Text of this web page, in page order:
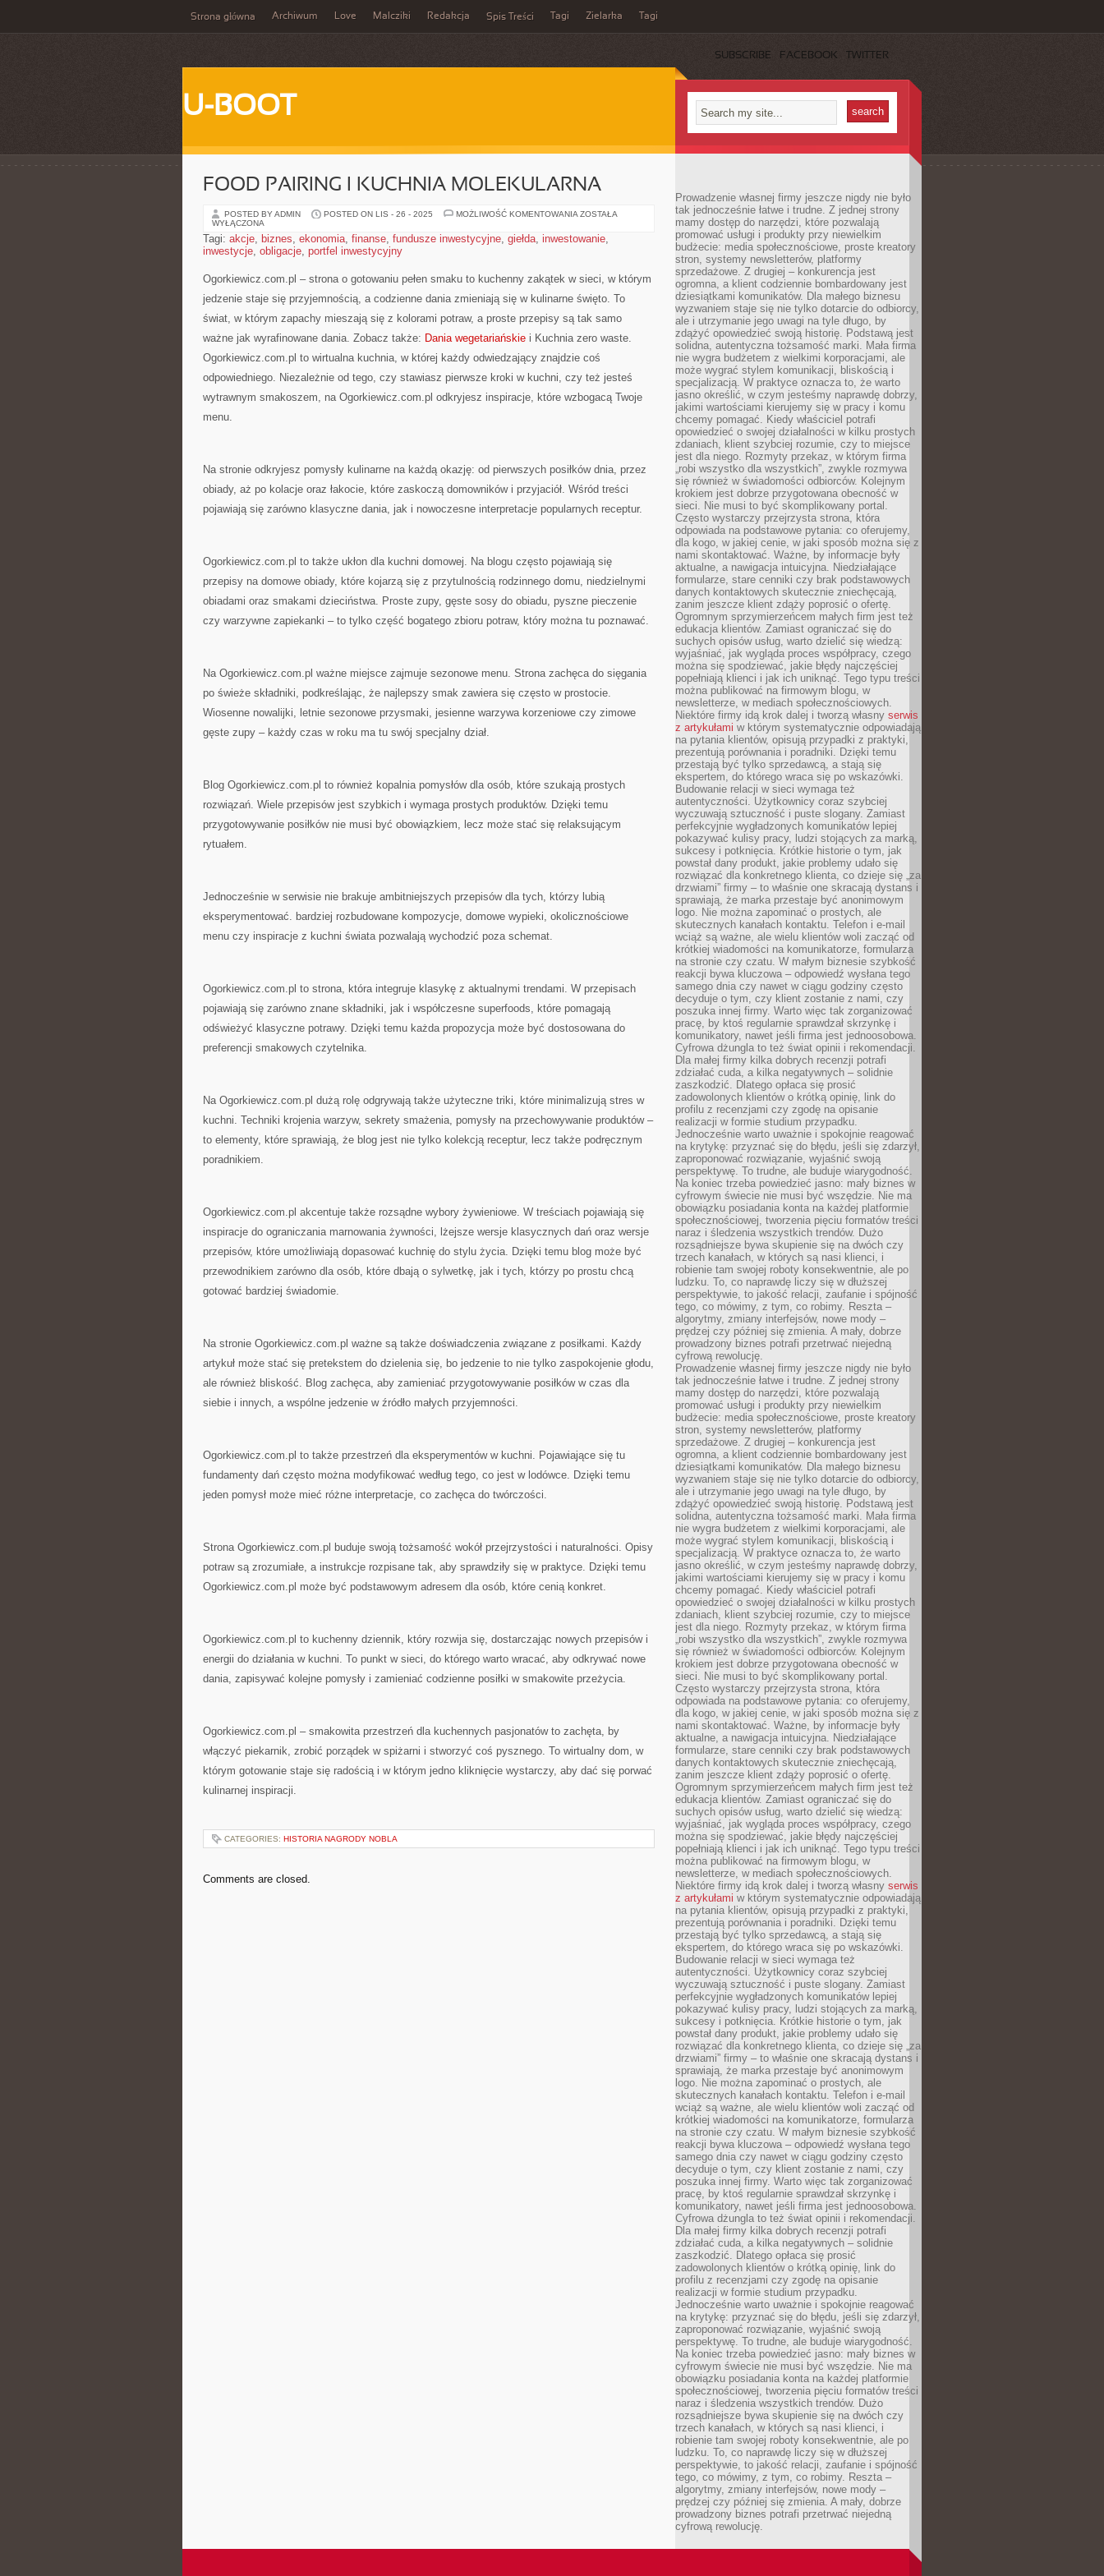
Strona główna Archiwum Love Malcziki Redakcja Spis Treści Tagi Zielarka Tagi
SUBSCRIBE FACEBOOK TWITTER
U-BOOT
FOOD PAIRING I KUCHNIA MOLEKULARNA
POSTED BY ADMIN POSTED ON LIS - 26 - 2025 MOŻLIWOŚĆ KOMENTOWANIA FOOD
KUCHNIA
ZOSTAŁA
WYŁĄCZONA
Tagi: akcje, biznes, ekonomia, finanse, fundusze inwestycyjne, giełda, inwestowanie,
inwestycje, obligacje, portfel inwestycyjny
Ogorkiewicz.com.pl – strona o gotowaniu pełen smaku to kuchenny zakątek w sieci, w którym
jedzenie staje się przyjemnością, a codzienne dania zmieniają się w kulinarne święto. To
świat, w którym zapachy mieszają się z kolorami potraw, a proste przepisy są tak samo
ważne jak wyrafinowane dania. Zobacz także: Dania wegetariańskie i Kuchnia zero waste.
Ogorkiewicz.com.pl to wirtualna kuchnia, w której każdy odwiedzający znajdzie coś
odpowiedniego. Niezależnie od tego, czy stawiasz pierwsze kroki w kuchni, czy też jesteś
wytrawnym smakoszem, na Ogorkiewicz.com.pl odkryjesz inspiracje, które wzbogacą Twoje
menu.
Na stronie odkryjesz pomysły kulinarne na każdą okazję: od pierwszych posiłków dnia, przez
obiady, aż po kolacje oraz łakocie, które zaskoczą domowników i przyjaciół. Wśród treści
pojawiają się zarówno klasyczne dania, jak i nowoczesne interpretacje popularnych receptur.
Ogorkiewicz.com.pl to także ukłon dla kuchni domowej. Na blogu często pojawiają się
przepisy na domowe obiady, które kojarzą się z przytulnością rodzinnego domu, niedzielnymi
obiadami oraz smakami dzieciństwa. Proste zupy, gęste sosy do obiadu, pyszne pieczenie
czy warzywne zapiekanki – to tylko część bogatego zbioru potraw, który można tu poznawać.
Na Ogorkiewicz.com.pl ważne miejsce zajmuje sezonowe menu. Strona zachęca do sięgania
po świeże składniki, podkreślając, że najlepszy smak zawiera się często w prostocie.
Wiosenne nowalijki, letnie sezonowe przysmaki, jesienne warzywa korzeniowe czy zimowe
gęste zupy – każdy czas w roku ma tu swój specjalny dział.
Blog Ogorkiewicz.com.pl to również kopalnia pomysłów dla osób, które szukają prostych
rozwiązań. Wiele przepisów jest szybkich i wymaga prostych produktów. Dzięki temu
przygotowywanie posiłków nie musi być obowiązkiem, lecz może stać się relaksującym
rytuałem.
Jednocześnie w serwisie nie brakuje ambitniejszych przepisów dla tych, którzy lubią
eksperymentować. bardziej rozbudowane kompozycje, domowe wypieki, okolicznościowe
menu czy inspiracje z kuchni świata pozwalają wychodzić poza schemat.
Ogorkiewicz.com.pl to strona, która integruje klasykę z aktualnymi trendami. W przepisach
pojawiają się zarówno znane składniki, jak i współczesne superfoods, które pomagają
odświeżyć klasyczne potrawy. Dzięki temu każda propozycja może być dostosowana do
preferencji smakowych czytelnika.
Na Ogorkiewicz.com.pl dużą rolę odgrywają także użyteczne triki, które minimalizują stres w
kuchni. Techniki krojenia warzyw, sekrety smażenia, pomysły na przechowywanie produktów –
to elementy, które sprawiają, że blog jest nie tylko kolekcją receptur, lecz także podręcznym
poradnikiem.
Ogorkiewicz.com.pl akcentuje także rozsądne wybory żywieniowe. W treściach pojawiają się
inspiracje do ograniczania marnowania żywności, lżejsze wersje klasycznych dań oraz wersje
przepisów, które umożliwiają dopasować kuchnię do stylu życia. Dzięki temu blog może być
przewodnikiem zarówno dla osób, które dbają o sylwetkę, jak i tych, którzy po prostu chcą
gotować bardziej świadomie.
Na stronie Ogorkiewicz.com.pl ważne są także doświadczenia związane z posiłkami. Każdy
artykuł może stać się pretekstem do dzielenia się, bo jedzenie to nie tylko zaspokojenie głodu,
ale również bliskość. Blog zachęca, aby zamieniać przygotowywanie posiłków w czas dla
siebie i innych, a wspólne jedzenie w źródło małych przyjemności.
Ogorkiewicz.com.pl to także przestrzeń dla eksperymentów w kuchni. Pojawiające się tu
fundamenty dań często można modyfikować według tego, co jest w lodówce. Dzięki temu
jeden pomysł może mieć różne interpretacje, co zachęca do twórczości.
Strona Ogorkiewicz.com.pl buduje swoją tożsamość wokół przejrzystości i naturalności. Opisy
potraw są zrozumiałe, a instrukcje rozpisane tak, aby sprawdziły się w praktyce. Dzięki temu
Ogorkiewicz.com.pl może być podstawowym adresem dla osób, które cenią konkret.
Ogorkiewicz.com.pl to kuchenny dziennik, który rozwija się, dostarczając nowych przepisów i
energii do działania w kuchni. To punkt w sieci, do którego warto wracać, aby odkrywać nowe
dania, zapisywać kolejne pomysły i zamieniać codzienne posiłki w smakowite przeżycia.
Ogorkiewicz.com.pl – smakowita przestrzeń dla kuchennych pasjonatów to zachęta, by
włączyć piekarnik, zrobić porządek w spiżarni i stworzyć coś pysznego. To wirtualny dom, w
którym gotowanie staje się radością i w którym jedno kliknięcie wystarczy, aby dać się porwać
kulinarnej inspiracji.
CATEGORIES: HISTORIA NAGRODY NOBLA
Comments are closed.
Prowadzenie własnej firmy jeszcze nigdy nie było
tak jednocześnie łatwe i trudne. Z jednej strony
mamy dostęp do narzędzi, które pozwalają
promować usługi i produkty przy niewielkim
budżecie: media społecznościowe, proste kreatory
stron, systemy newsletterów, platformy
sprzedażowe. Z drugiej – konkurencja jest
ogromna, a klient codziennie bombardowany jest
dziesiątkami komunikatów. Dla małego biznesu
wyzwaniem staje się nie tylko dotarcie do odbiorcy,
ale i utrzymanie jego uwagi na tyle długo, by
zdążyć opowiedzieć swoją historię. Podstawą jest
solidna, autentyczna tożsamość marki. Mała firma
nie wygra budżetem z wielkimi korporacjami, ale
może wygrać stylem komunikacji, bliskością i
specjalizacją. W praktyce oznacza to, że warto
jasno określić, w czym jesteśmy naprawdę dobrzy,
jakimi wartościami kierujemy się w pracy i komu
chcemy pomagać. Kiedy właściciel potrafi
opowiedzieć o swojej działalności w kilku prostych
zdaniach, klient szybciej rozumie, czy to miejsce
jest dla niego. Rozmyty przekaz, w którym firma
„robi wszystko dla wszystkich”, zwykle rozmywa
się również w świadomości odbiorców. Kolejnym
krokiem jest dobrze przygotowana obecność w
sieci. Nie musi to być skomplikowany portal.
Często wystarczy przejrzysta strona, która
odpowiada na podstawowe pytania: co oferujemy,
dla kogo, w jakiej cenie, w jaki sposób można się z
nami skontaktować. Ważne, by informacje były
aktualne, a nawigacja intuicyjna. Niedziałające
formularze, stare cenniki czy brak podstawowych
danych kontaktowych skutecznie zniechęcają,
zanim jeszcze klient zdąży poprosić o ofertę.
Ogromnym sprzymierzeńcem małych firm jest też
edukacja klientów. Zamiast ograniczać się do
suchych opisów usług, warto dzielić się wiedzą:
wyjaśniać, jak wygląda proces współpracy, czego
można się spodziewać, jakie błędy najczęściej
popełniają klienci i jak ich uniknąć. Tego typu treści
można publikować na firmowym blogu, w
newsletterze, w mediach społecznościowych.
Niektóre firmy idą krok dalej i tworzą własny serwis
z artykułami w którym systematycznie odpowiadają
na pytania klientów, opisują przypadki z praktyki,
prezentują porównania i poradniki. Dzięki temu
przestają być tylko sprzedawcą, a stają się
ekspertem, do którego wraca się po wskazówki.
Budowanie relacji w sieci wymaga też
autentyczności. Użytkownicy coraz szybciej
wyczuwają sztuczność i puste slogany. Zamiast
perfekcyjnie wygładzonych komunikatów lepiej
pokazywać kulisy pracy, ludzi stojących za marką,
sukcesy i potknięcia. Krótkie historie o tym, jak
powstał dany produkt, jakie problemy udało się
rozwiązać dla konkretnego klienta, co dzieje się „za
drzwiami” firmy – to właśnie one skracają dystans i
sprawiają, że marka przestaje być anonimowym
logo. Nie można zapominać o prostych, ale
skutecznych kanałach kontaktu. Telefon i e-mail
wciąż są ważne, ale wielu klientów woli zacząć od
krótkiej wiadomości na komunikatorze, formularza
na stronie czy czatu. W małym biznesie szybkość
reakcji bywa kluczowa – odpowiedź wysłana tego
samego dnia czy nawet w ciągu godziny często
decyduje o tym, czy klient zostanie z nami, czy
poszuka innej firmy. Warto więc tak zorganizować
pracę, by ktoś regularnie sprawdzał skrzynkę i
komunikatory, nawet jeśli firma jest jednoosobowa.
Cyfrowa dżungla to też świat opinii i rekomendacji.
Dla małej firmy kilka dobrych recenzji potrafi
zdziałać cuda, a kilka negatywnych – solidnie
zaszkodzić. Dlatego opłaca się prosić
zadowolonych klientów o krótką opinię, link do
profilu z recenzjami czy zgodę na opisanie
realizacji w formie studium przypadku.
Jednocześnie warto uważnie i spokojnie reagować
na krytykę: przyznać się do błędu, jeśli się zdarzył,
zaproponować rozwiązanie, wyjaśnić swoją
perspektywę. To trudne, ale buduje wiarygodność.
Na koniec trzeba powiedzieć jasno: mały biznes w
cyfrowym świecie nie musi być wszędzie. Nie ma
obowiązku posiadania konta na każdej platformie
społecznościowej, tworzenia pięciu formatów treści
naraz i śledzenia wszystkich trendów. Dużo
rozsądniejsze bywa skupienie się na dwóch czy
trzech kanałach, w których są nasi klienci, i
robienie tam swojej roboty konsekwentnie, ale po
ludzku. To, co naprawdę liczy się w dłuższej
perspektywie, to jakość relacji, zaufanie i spójność
tego, co mówimy, z tym, co robimy. Reszta –
algorytmy, zmiany interfejsów, nowe mody –
prędzej czy później się zmienia. A mały, dobrze
prowadzony biznes potrafi przetrwać niejedną
cyfrową rewolucję.
Prowadzenie własnej firmy jeszcze nigdy nie było
tak jednocześnie łatwe i trudne. Z jednej strony
mamy dostęp do narzędzi, które pozwalają
promować usługi i produkty przy niewielkim
budżecie: media społecznościowe, proste kreatory
stron, systemy newsletterów, platformy
sprzedażowe. Z drugiej – konkurencja jest
ogromna, a klient codziennie bombardowany jest
dziesiątkami komunikatów. Dla małego biznesu
wyzwaniem staje się nie tylko dotarcie do odbiorcy,
ale i utrzymanie jego uwagi na tyle długo, by
zdążyć opowiedzieć swoją historię. Podstawą jest
solidna, autentyczna tożsamość marki. Mała firma
nie wygra budżetem z wielkimi korporacjami, ale
może wygrać stylem komunikacji, bliskością i
specjalizacją. W praktyce oznacza to, że warto
jasno określić, w czym jesteśmy naprawdę dobrzy,
jakimi wartościami kierujemy się w pracy i komu
chcemy pomagać. Kiedy właściciel potrafi
opowiedzieć o swojej działalności w kilku prostych
zdaniach, klient szybciej rozumie, czy to miejsce
jest dla niego. Rozmyty przekaz, w którym firma
„robi wszystko dla wszystkich”, zwykle rozmywa
się również w świadomości odbiorców. Kolejnym
krokiem jest dobrze przygotowana obecność w
sieci. Nie musi to być skomplikowany portal.
Często wystarczy przejrzysta strona, która
odpowiada na podstawowe pytania: co oferujemy,
dla kogo, w jakiej cenie, w jaki sposób można się z
nami skontaktować. Ważne, by informacje były
aktualne, a nawigacja intuicyjna. Niedziałające
formularze, stare cenniki czy brak podstawowych
danych kontaktowych skutecznie zniechęcają,
zanim jeszcze klient zdąży poprosić o ofertę.
Ogromnym sprzymierzeńcem małych firm jest też
edukacja klientów. Zamiast ograniczać się do
suchych opisów usług, warto dzielić się wiedzą:
wyjaśniać, jak wygląda proces współpracy, czego
można się spodziewać, jakie błędy najczęściej
popełniają klienci i jak ich uniknąć. Tego typu treści
można publikować na firmowym blogu, w
newsletterze, w mediach społecznościowych.
Niektóre firmy idą krok dalej i tworzą własny serwis
z artykułami w którym systematycznie odpowiadają
na pytania klientów, opisują przypadki z praktyki,
prezentują porównania i poradniki. Dzięki temu
przestają być tylko sprzedawcą, a stają się
ekspertem, do którego wraca się po wskazówki.
Budowanie relacji w sieci wymaga też
autentyczności. Użytkownicy coraz szybciej
wyczuwają sztuczność i puste slogany. Zamiast
perfekcyjnie wygładzonych komunikatów lepiej
pokazywać kulisy pracy, ludzi stojących za marką,
sukcesy i potknięcia. Krótkie historie o tym, jak
powstał dany produkt, jakie problemy udało się
rozwiązać dla konkretnego klienta, co dzieje się „za
drzwiami” firmy – to właśnie one skracają dystans i
sprawiają, że marka przestaje być anonimowym
logo. Nie można zapominać o prostych, ale
skutecznych kanałach kontaktu. Telefon i e-mail
wciąż są ważne, ale wielu klientów woli zacząć od
krótkiej wiadomości na komunikatorze, formularza
na stronie czy czatu. W małym biznesie szybkość
reakcji bywa kluczowa – odpowiedź wysłana tego
samego dnia czy nawet w ciągu godziny często
decyduje o tym, czy klient zostanie z nami, czy
poszuka innej firmy. Warto więc tak zorganizować
pracę, by ktoś regularnie sprawdzał skrzynkę i
komunikatory, nawet jeśli firma jest jednoosobowa.
Cyfrowa dżungla to też świat opinii i rekomendacji.
Dla małej firmy kilka dobrych recenzji potrafi
zdziałać cuda, a kilka negatywnych – solidnie
zaszkodzić. Dlatego opłaca się prosić
zadowolonych klientów o krótką opinię, link do
profilu z recenzjami czy zgodę na opisanie
realizacji w formie studium przypadku.
Jednocześnie warto uważnie i spokojnie reagować
na krytykę: przyznać się do błędu, jeśli się zdarzył,
zaproponować rozwiązanie, wyjaśnić swoją
perspektywę. To trudne, ale buduje wiarygodność.
Na koniec trzeba powiedzieć jasno: mały biznes w
cyfrowym świecie nie musi być wszędzie. Nie ma
obowiązku posiadania konta na każdej platformie
społecznościowej, tworzenia pięciu formatów treści
naraz i śledzenia wszystkich trendów. Dużo
rozsądniejsze bywa skupienie się na dwóch czy
trzech kanałach, w których są nasi klienci, i
robienie tam swojej roboty konsekwentnie, ale po
ludzku. To, co naprawdę liczy się w dłuższej
perspektywie, to jakość relacji, zaufanie i spójność
tego, co mówimy, z tym, co robimy. Reszta –
algorytmy, zmiany interfejsów, nowe mody –
prędzej czy później się zmienia. A mały, dobrze
prowadzony biznes potrafi przetrwać niejedną
cyfrową rewolucję.